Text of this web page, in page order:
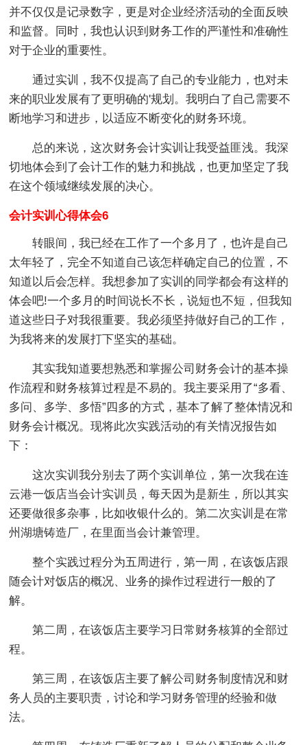
并不仅仅是记录数字，更是对企业经济活动的全面反映
和监督。同时，我也认识到财务工作的严谨性和准确性
对于企业的重要性。
通过实训，我不仅提高了自己的专业能力，也对未
来的职业发展有了更明确的'规划。我明白了自己需要不
断地学习和进步，以适应不断变化的财务环境。
总的来说，这次财务会计实训让我受益匪浅。我深
切地体会到了会计工作的魅力和挑战，也更加坚定了我
在这个领域继续发展的决心。
会计实训心得体会6
转眼间，我已经在工作了一个多月了，也许是自己
太年轻了，完全不知道自己该怎样确定自己的位置，不
知道以后会怎样。我想参加了实训的同学都会有这样的
体会吧!一个多月的时间说长不长，说短也不短，但我知
道这些日子对我很重要。我必须坚持做好自己的工作，
为我将来的发展打下坚实的基础。
其实我知道要想熟悉和掌握公司财务会计的基本操
作流程和财务核算过程是不易的。我主要采用了“多看、
多问、多学、多悟”四多的方式，基本了解了整体情况和
财务会计概况。现将此次实践活动的有关情况报告如
下：
这次实训我分别去了两个实训单位，第一次我在连
云港一饭店当会计实训员，每天因为是新生，所以其实
还要做很多杂事，比如收银什么的。第二次实训是在常
州湖塘铸造厂，在里面当会计兼管理。
整个实践过程分为五周进行，第一周，在该饭店跟
随会计对饭店的概况、业务的操作过程进行一般的了
解。
第二周，在该饭店主要学习日常财务核算的全部过
程。
第三周，在该饭店主要了解公司财务制度情况和财
务人员的主要职责，讨论和学习财务管理的经验和做
法。